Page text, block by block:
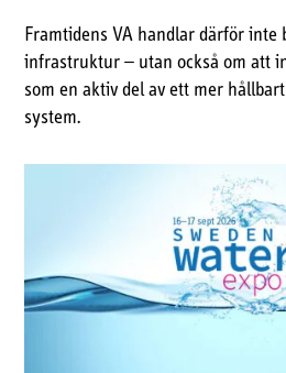
Framtidens VA handlar därför inte
infrastruktur – utan också om att
som en aktiv del av ett mer
system.